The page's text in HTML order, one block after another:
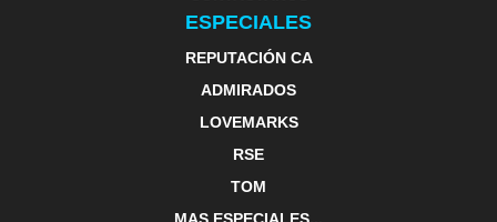
ESPECIALES
REPUTACIÓN CA
ADMIRADOS
LOVEMARKS
RSE
TOM